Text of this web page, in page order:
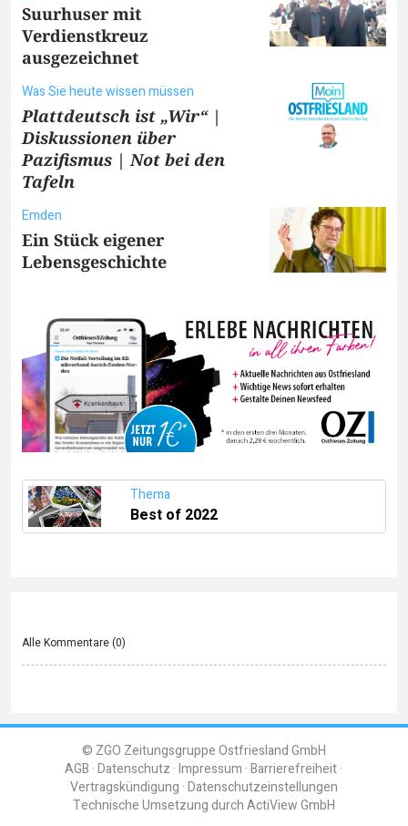
Suurhuser mit
Verdienstkreuz
ausgezeichnet
Was Sie heute wissen müssen
Plattdeutsch ist „Wir“ |
Diskussionen über
Pazifismus | Not bei den
Tafeln
Emden
Ein Stück eigener
Lebensgeschichte
Thema
Best of 2022
Alle Kommentare (0)
© ZGO Zeitungsgruppe Ostfriesland GmbH
AGB Datenschutz Impressum Barrierefreiheit
Vertragskündigung Datenschutzeinstellungen
Technische Umsetzung durchActiView GmbH